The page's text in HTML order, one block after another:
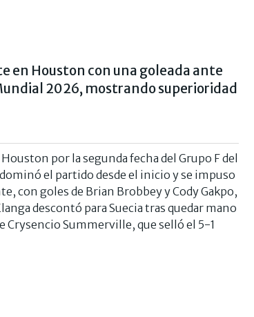
en Houston con una goleada ante
2026, mostrando superioridad
por la segunda fecha del Grupo F del
el partido desde el inicio y se impuso
con goles de Brian Brobbey y Cody Gakpo,
descontó para Suecia tras quedar mano
Crysencio Summerville, que selló el 5-1